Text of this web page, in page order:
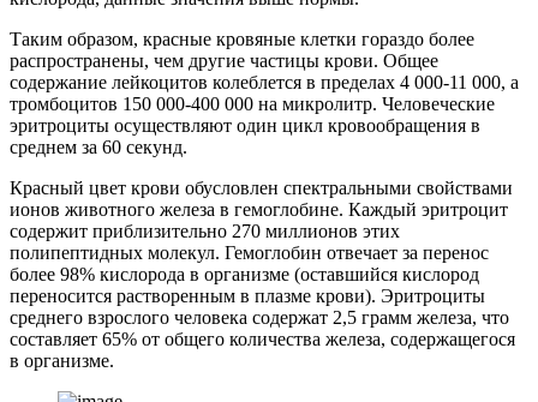
Таким образом, красные кровяные клетки гораздо более
распространены, чем другие частицы крови. Общее
содержание лейкоцитов колеблется в пределах 4 000-11 000, а
тромбоцитов 150 000-400 000 на микролитр. Человеческие
эритроциты осуществляют один цикл кровообращения в
среднем за 60 секунд.
Красный цвет крови обусловлен спектральными свойствами
ионов животного железа в гемоглобине. Каждый эритроцит
содержит приблизительно 270 миллионов этих
полипептидных молекул. Гемоглобин отвечает за перенос
более 98% кислорода в организме (оставшийся кислород
переносится растворенным в плазме крови). Эритроциты
среднего взрослого человека содержат 2,5 грамм железа, что
составляет 65% от общего количества железа, содержащегося
в организме.